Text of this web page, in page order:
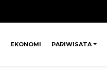
EKONOMI PARIWISATA